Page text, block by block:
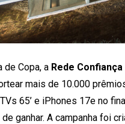
de Copa, a Rede
mais de 10.000
65’ e iPhones 17e no
ganhar. A campanha foi